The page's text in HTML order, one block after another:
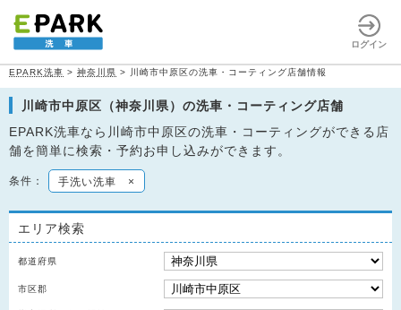
ログイン
EPARK洗車 > 神奈川県 > 川崎市中原区の洗車・コーティング店舗情報
川崎市中原区（神奈川県）の洗車・コーティング店舗
EPARK洗車なら川崎市中原区の洗車・コーティングができる店
舗を簡単に検索・予約お申し込みができます。
条件： 手洗い洗車 ×
エリア検索
都道府県
市区郡